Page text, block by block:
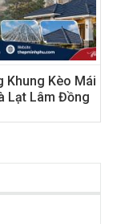
Khung Kèo Mái
Lạt Lâm Đồng